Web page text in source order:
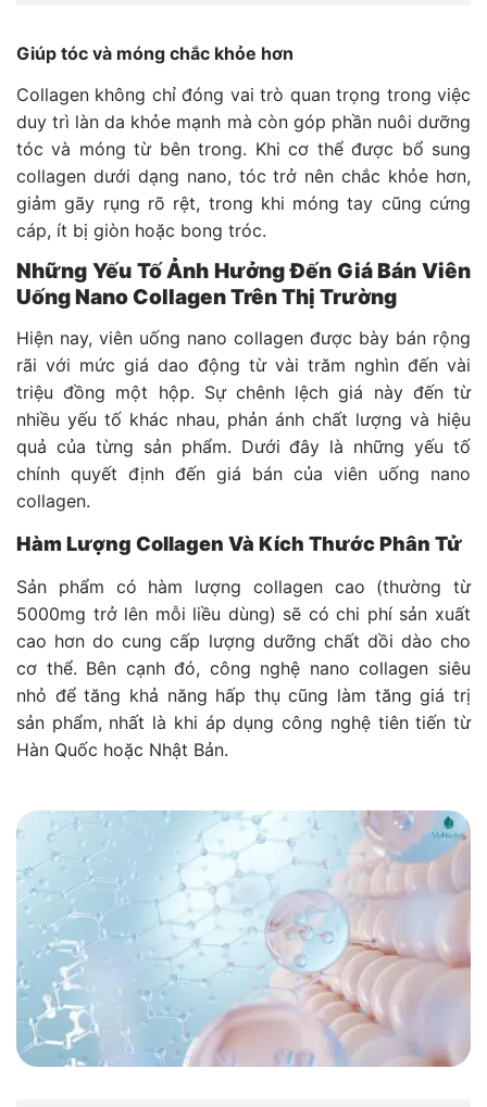
Giúp tóc và móng chắc khỏe hơn
Collagen không chỉ đóng vai trò quan trọng trong việc
duy trì làn da khỏe mạnh mà còn góp phần nuôi dưỡng
tóc và móng từ bên trong. Khi cơ thể được bổ sung
collagen dưới dạng nano, tóc trở nên chắc khỏe hơn,
giảm gãy rụng rõ rệt, trong khi móng tay cũng cứng
cáp, ít bị giòn hoặc bong tróc.
Những Yếu Tố Ảnh Hưởng Đến Giá Bán Viên
Uống Nano Collagen Trên Thị Trường
Hiện nay, viên uống nano collagen được bày bán rộng
rãi với mức giá dao động từ vài trăm nghìn đến vài
triệu đồng một hộp. Sự chênh lệch giá này đến từ
nhiều yếu tố khác nhau, phản ánh chất lượng và hiệu
quả của từng sản phẩm. Dưới đây là những yếu tố
chính quyết định đến giá bán của viên uống nano
collagen.
Hàm Lượng Collagen Và Kích Thước Phân Tử
Sản phẩm có hàm lượng collagen cao (thường từ
5000mg trở lên mỗi liều dùng) sẽ có chi phí sản xuất
cao hơn do cung cấp lượng dưỡng chất dồi dào cho
cơ thể. Bên cạnh đó, công nghệ nano collagen siêu
nhỏ để tăng khả năng hấp thụ cũng làm tăng giá trị
sản phẩm, nhất là khi áp dụng công nghệ tiên tiến từ
Hàn Quốc hoặc Nhật Bản.